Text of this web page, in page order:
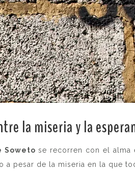
la miseria y la
Soweto se recorren con el alma
a pesar de la miseria en la que